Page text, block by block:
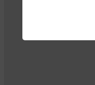
مجلة «صناعة
المهنيين في القطاع